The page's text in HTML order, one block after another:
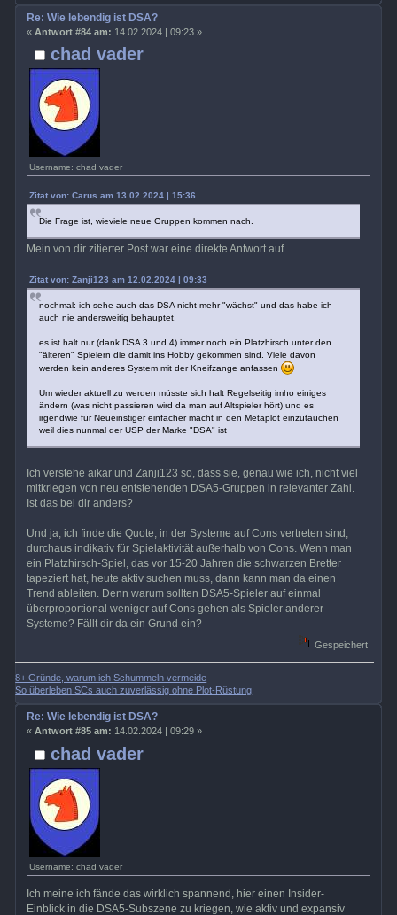
chad vader
Username: chad vader
Re: Wie lebendig ist DSA?
« Antwort #84 am: 14.02.2024 | 09:23 »
Zitat von: Carus am 13.02.2024 | 15:36
Die Frage ist, wieviele neue Gruppen kommen nach.
Mein von dir zitierter Post war eine direkte Antwort auf
Zitat von: Zanji123 am 12.02.2024 | 09:33
nochmal: ich sehe auch das DSA nicht mehr "wächst" und das habe ich
auch nie andersweitig behauptet.
es ist halt nur (dank DSA 3 und 4) immer noch ein Platzhirsch unter den
"älteren" Spielern die damit ins Hobby gekommen sind. Viele davon
werden kein anderes System mit der Kneifzange anfassen
Um wieder aktuell zu werden müsste sich halt Regelseitig imho einiges
ändern (was nicht passieren wird da man auf Altspieler hört) und es
irgendwie für Neueinstiger einfacher macht in den Metaplot einzutauchen
weil dies nunmal der USP der Marke "DSA" ist
Ich verstehe aikar und Zanji123 so, dass sie, genau wie ich, nicht viel
mitkriegen von neu entstehenden DSA5-Gruppen in relevanter Zahl.
Ist das bei dir anders?
Und ja, ich finde die Quote, in der Systeme auf Cons vertreten sind,
durchaus indikativ für Spielaktivität außerhalb von Cons. Wenn man
ein Platzhirsch-Spiel, das vor 15-20 Jahren die schwarzen Bretter
tapeziert hat, heute aktiv suchen muss, dann kann man da einen
Trend ableiten. Denn warum sollten DSA5-Spieler auf einmal
überproportional weniger auf Cons gehen als Spieler anderer
Systeme? Fällt dir da ein Grund ein?
Gespeichert
8+ Gründe, warum ich Schummeln vermeide
So überleben SCs auch zuverlässig ohne Plot-Rüstung
chad vader
Username: chad vader
Re: Wie lebendig ist DSA?
« Antwort #85 am: 14.02.2024 | 09:29 »
Ich meine ich fände das wirklich spannend, hier einen Insider-
Einblick in die DSA5-Subszene zu kriegen, wie aktiv und expansiv